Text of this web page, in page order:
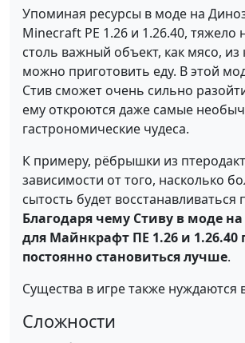
Упоминая ресурсы в моде на
Minecraft PE 1.26 и 1.26.40, тяжело
столь важный объект, как мясо, из
можно приготовить еду. В этой
Стив сможет очень сильно
ему откроются даже самые
гастрономические чудеса.
К примеру, рёбрышки из
зависимости от того, насколько
сытость будет восстанавливаться
Благодаря чему Стиву в моде
для Майнкрафт ПЕ 1.26 и 1.26.40
постоянно становиться лучше.
Существа в игре также нуждаются
Сложности